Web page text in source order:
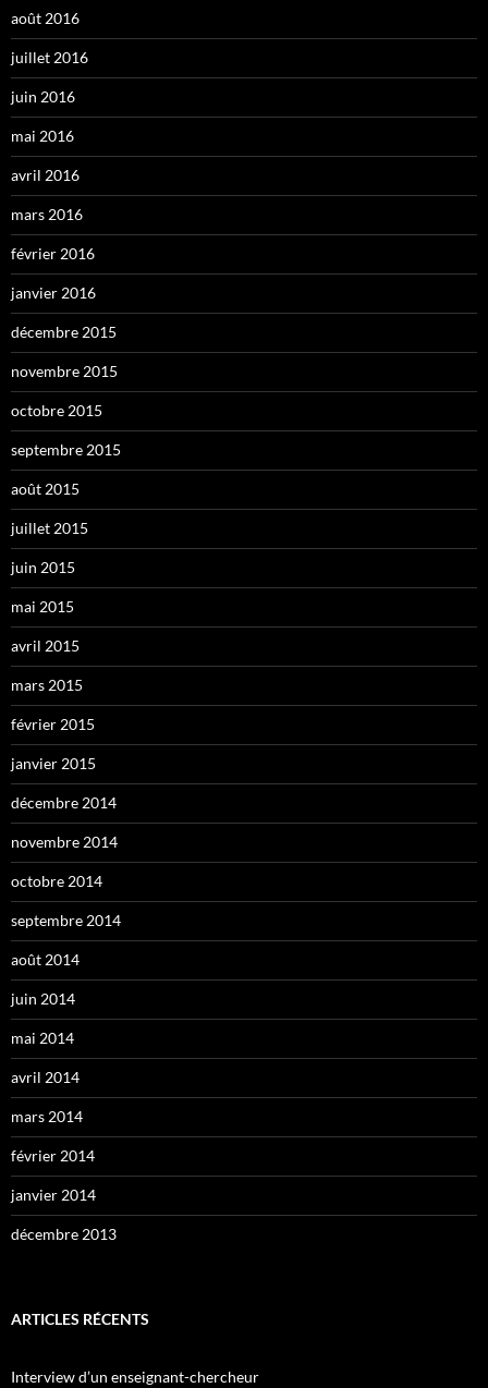
août 2016
juillet 2016
juin 2016
mai 2016
avril 2016
mars 2016
février 2016
janvier 2016
décembre 2015
novembre 2015
octobre 2015
septembre 2015
août 2015
juillet 2015
juin 2015
mai 2015
avril 2015
mars 2015
février 2015
janvier 2015
décembre 2014
novembre 2014
octobre 2014
septembre 2014
août 2014
juin 2014
mai 2014
avril 2014
mars 2014
février 2014
janvier 2014
décembre 2013
ARTICLES RÉCENTS
Interview d’un enseignant-chercheur